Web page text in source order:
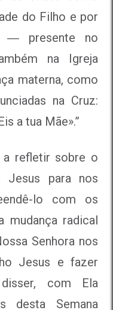
do Filho e por
― presente no
na Igreja
materna, como
na Cruz:
a tua Mãe».”
a refletir sobre o
Jesus para nos
lo com os
mudança radical
Senhora nos
Jesus e fazer
com Ela
desta Semana